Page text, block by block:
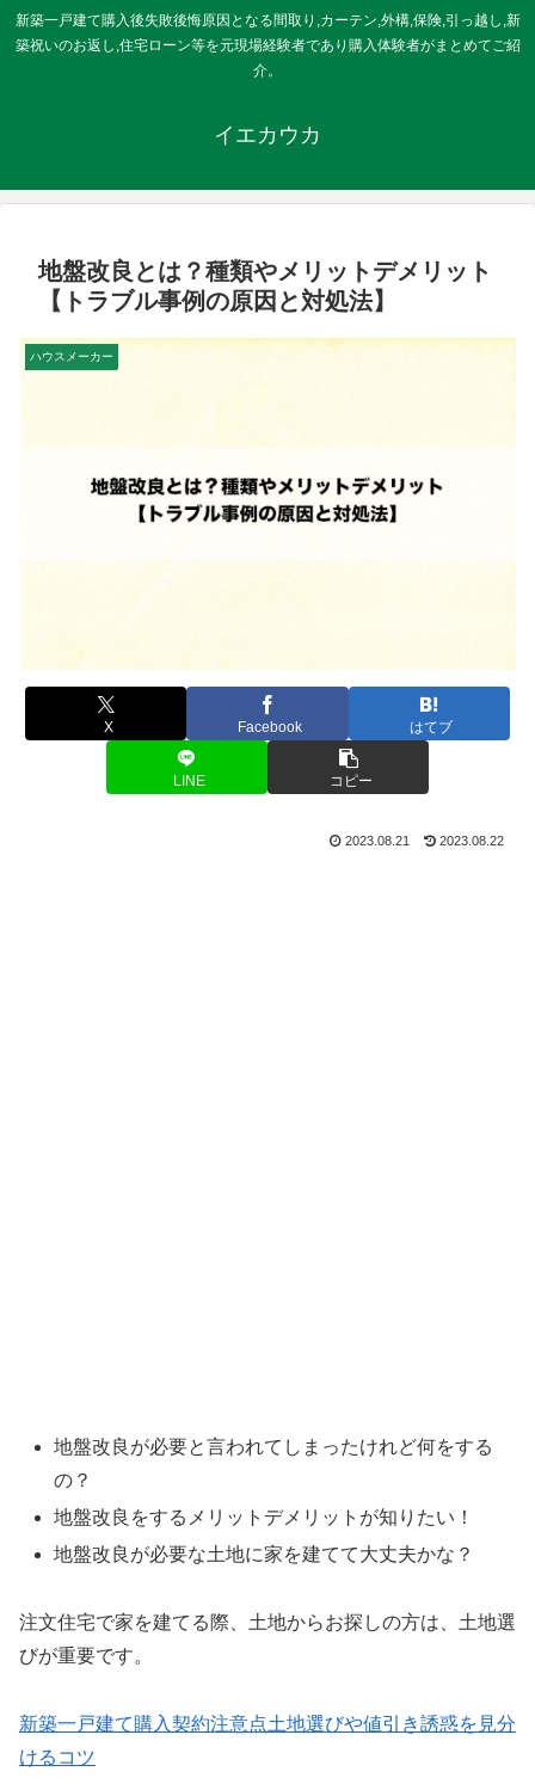
新築一戸建て購入後失敗後悔原因となる間取り,カーテン,外構,保険,引っ越し,新
築祝いのお返し,住宅ローン等を元現場経験者であり購入体験者がまとめてご紹
介。
イエカウカ
地盤改良とは？種類やメリットデメリット
【トラブル事例の原因と対処法】
ハウスメーカー
X Facebook はてブ
LINE コピー
2023.08.21 2023.08.22
地盤改良が必要と言われてしまったけれど何をする
の？
地盤改良をするメリットデメリットが知りたい！
地盤改良が必要な土地に家を建てて大丈夫かな？
注文住宅で家を建てる際、土地からお探しの方は、土地選
びが重要です。
新築一戸建て購入契約注意点土地選びや値引き誘惑を見分
けるコツ